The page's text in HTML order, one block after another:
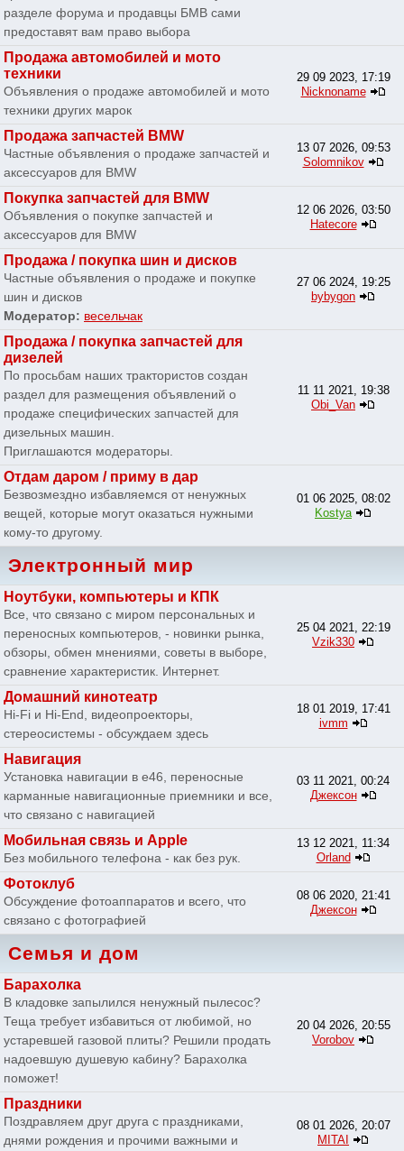
разделе форума и продавцы БМВ сами
предоставят вам право выбора
Продажа автомобилей и мото
техники
Объявления о продаже автомобилей и мото
техники других марок
29 09 2023, 17:19
Nicknoname
Продажа запчастей BMW
Частные объявления о продаже запчастей и
аксессуаров для BMW
13 07 2026, 09:53
Solomnikov
Покупка запчастей для BMW
Объявления о покупке запчастей и
аксессуаров для BMW
12 06 2026, 03:50
Hatecore
Продажа / покупка шин и дисков
Частные объявления о продаже и покупке
шин и дисков
Модератор: весельчак
27 06 2024, 19:25
bybygon
Продажа / покупка запчастей для
дизелей
По просьбам наших трактористов создан
раздел для размещения объявлений о
продаже специфических запчастей для
дизельных машин.
Приглашаются модераторы.
11 11 2021, 19:38
Obi_Van
Отдам даром / приму в дар
Безвозмездно избавляемся от ненужных
вещей, которые могут оказаться нужными
кому-то другому.
01 06 2025, 08:02
Kostya
Электронный мир
Ноутбуки, компьютеры и КПК
Все, что связано с миром персональных и
переносных компьютеров, - новинки рынка,
обзоры, обмен мнениями, советы в выборе,
сравнение характеристик. Интернет.
25 04 2021, 22:19
Vzik330
Домашний кинотеатр
Hi-Fi и Hi-End, видеопроекторы,
стереосистемы - обсуждаем здесь
18 01 2019, 17:41
ivmm
Навигация
Установка навигации в e46, переносные
карманные навигационные приемники и все,
что связано с навигацией
03 11 2021, 00:24
Джексон
Мобильная связь и Apple
Без мобильного телефона - как без рук.
13 12 2021, 11:34
Orland
Фотоклуб
Обсуждение фотоаппаратов и всего, что
связано с фотографией
08 06 2020, 21:41
Джексон
Семья и дом
Барахолка
В кладовке запылился ненужный пылесос?
Теща требует избавиться от любимой, но
устаревшей газовой плиты? Решили продать
надоевшую душевую кабину? Барахолка
поможет!
20 04 2026, 20:55
Vorobov
Праздники
Поздравляем друг друга с праздниками,
днями рождения и прочими важными и
08 01 2026, 20:07
MITAI